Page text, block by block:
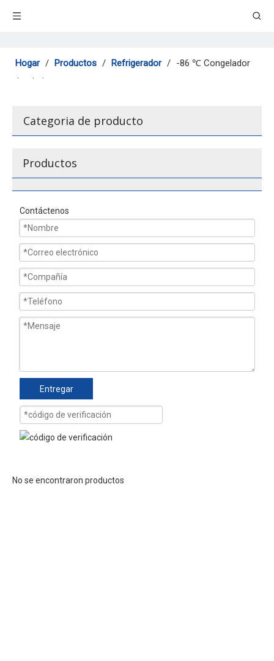
Hogar / Productos / Refrigerador / -86 ℃ Congelador
ultra bajo
Categoria de producto
Productos
Contáctenos
Entregar
No se encontraron productos